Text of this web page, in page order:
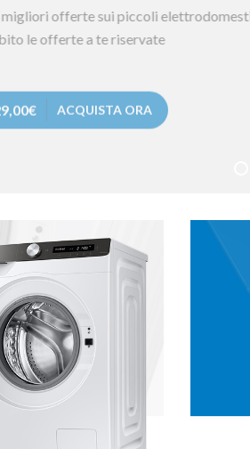
ACQUISTA ORA
migliori offerte sui piccoli
le offerte a te riservate